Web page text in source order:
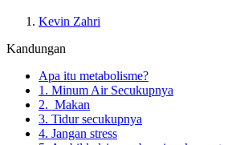
Kevin Zahri
Kandungan
Apa itu metabolisme?
1. Minum Air Secukupnya
2. Makan
3. Tidur secukupnya
4. Jangan stress